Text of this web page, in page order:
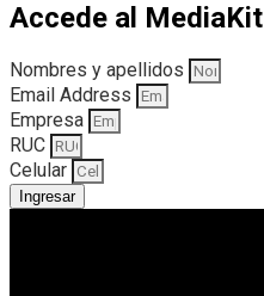
Accede al MediaKit
Nombres y apellidos
Email Address
Empresa
RUC
Celular
Ingresar